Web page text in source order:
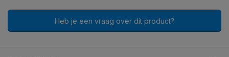
Heb je een vraag over dit product?